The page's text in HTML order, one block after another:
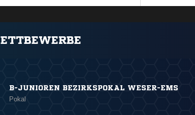
B-JUNIOREN BEZIRKSPOKAL WESER-EMS
Pokal